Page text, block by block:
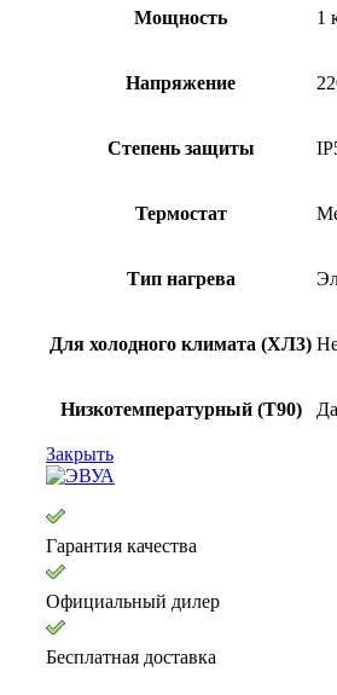
Мощность 1
Напряжение
Степень защиты
Термостат
Тип нагрева
Для холодного климата (ХЛ3)
Низкотемпературный (Т90) Да
Закрыть
Гарантия качества
Официальный дилер
Бесплатная доставка